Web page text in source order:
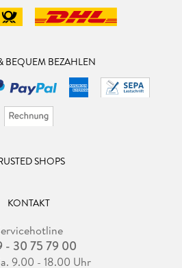
BEQUEM BEZAHLEN
SHOPS
KONTAKT
- 30 75 79 00
9.00 - 18.00 Uhr